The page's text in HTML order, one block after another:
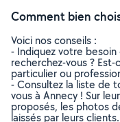
Comment bien
Voici nos conseils :
- Indiquez votre
recherchez-vous ?
particulier ou
- Consultez la liste de
vous à Annecy ! Sur
proposés, les photos
laissés par leurs clients.